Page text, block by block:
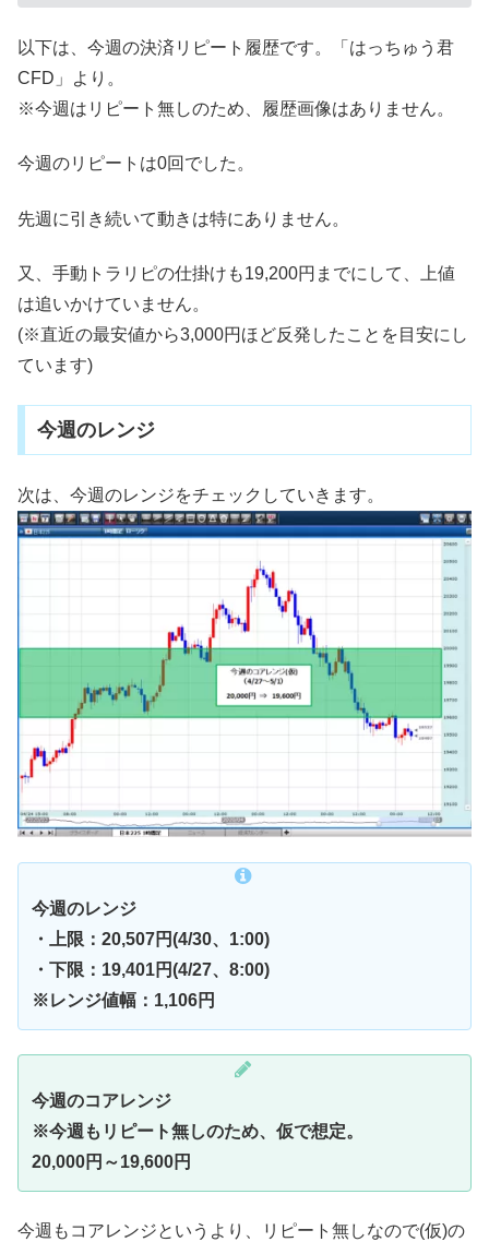
以下は、今週の決済リピート履歴です。「はっちゅう君
CFD」より。
※今週はリピート無しのため、履歴画像はありません。
今週のリピートは0回でした。
先週に引き続いて動きは特にありません。
又、手動トラリピの仕掛けも19,200円までにして、上値
は追いかけていません。
(※直近の最安値から3,000円ほど反発したことを目安にし
ています)
今週のレンジ
次は、今週のレンジをチェックしていきます。
今週のレンジ
・上限：20,507円(4/30、1:00)
・下限：19,401円(4/27、8:00)
※レンジ値幅：1,106円
今週のコアレンジ
※今週もリピート無しのため、仮で想定。
20,000円～19,600円
今週もコアレンジというより、リピート無しなので(仮)の